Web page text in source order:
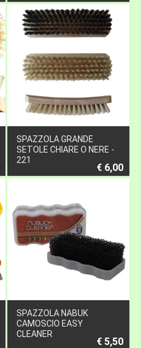
SPAZZOLA GRANDE
SETOLE CHIARE O NERE -
221
€ 6,00
SPAZZOLA NABUK
CAMOSCIO EASY
CLEANER
€ 5,50